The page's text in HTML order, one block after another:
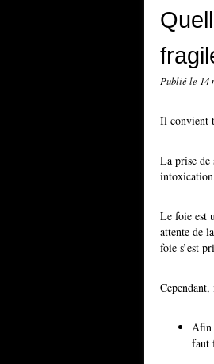
Publié le 14
Il convient
La prise
Le foie est
attente de
foie s’est
Afin
faut